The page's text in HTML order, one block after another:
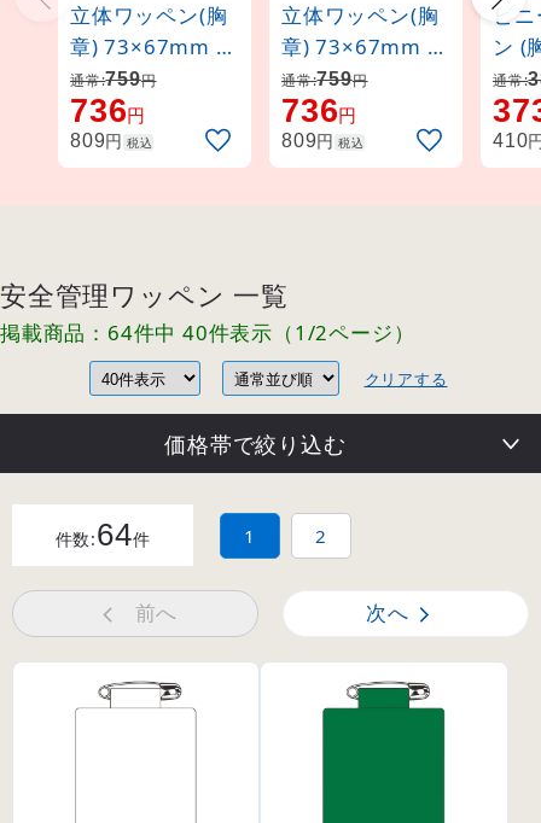
立体ワッペン(胸
章) 73×67mm 安
全ピン式 安全推
進委員 (126907)
通常:759円
736円
809円 税込
立体ワッペン(胸
章) 73×67mm 安
全ピン式 安全管
理者 (126904)
通常:759円
736円
809円 税込
ビ
ン (
ピ
者
通常:
410
安全管理ワッペン 一覧
掲載商品：64件中 40件表示（1/2ページ）
クリアする
価格帯で絞り込む
件数:64件 1 2
前へ 次へ